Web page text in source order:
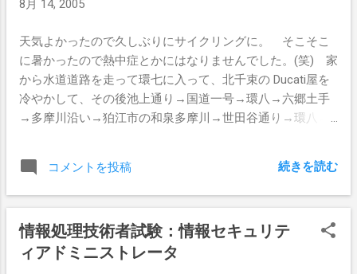
8月 14, 2005
天気よかったので久しぶりにサイクリングに。 そこそこ
に暑かったので熱中症とかにはなりませんでした。(笑) 家
から水道道路を走って環七に入って、北千束の Ducati屋を
冷やかして、その後池上通り→国道一号→環八→六郷土手
→多摩川沿い→狛江市の和泉多摩川→世田谷通り→環八→
なのですが、底部がすんげぇ汚れていて、ジュラルミンの
すんげぇバニアケースつけて、ごっついオッサンが載った
きに見えたのが、正方形のユーロナンバー。 例の青色に
星マークもついていました。 MZって書いてあったのです
コメントを投稿 続きを読む
情報処理技術者試験：情報セキュリテ
ィアドミニストレータ